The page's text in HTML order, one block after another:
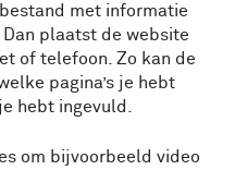
met informatie
plaatst de website
of telefoon. Zo kan de
pagina’s je hebt
hebt ingevuld.
om bijvoorbeeld video
VAKWERK
KNIFE(SOK) VAN
van ongekende